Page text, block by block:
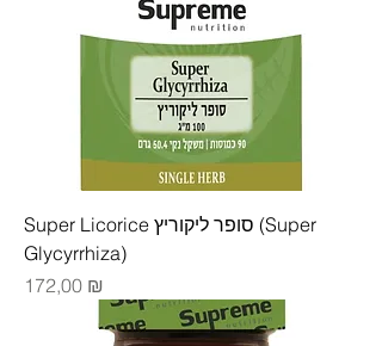
Super Licorice סופר ליקוריץ (Super
Glycyrrhiza)
Цена
172,00 ₪